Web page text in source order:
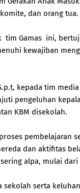
dan orang tua.
tim Gamas ini,
kewajiban
kepada tim
pengeluhan
KBM disekolah.
pembelajaran
dan aktifitas
alpa, mulai dari
serta